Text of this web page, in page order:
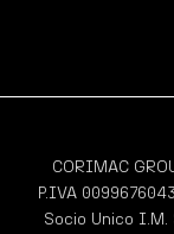
CORIMAC
P.IVA
Socio Unico